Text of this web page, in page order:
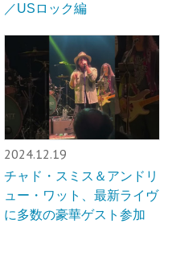
／USロック編
2024.12.19
チャド・スミス＆アンドリ
ュー・ワット、最新ライヴ
に多数の豪華ゲスト参加